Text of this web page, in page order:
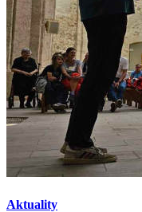
Aktuality